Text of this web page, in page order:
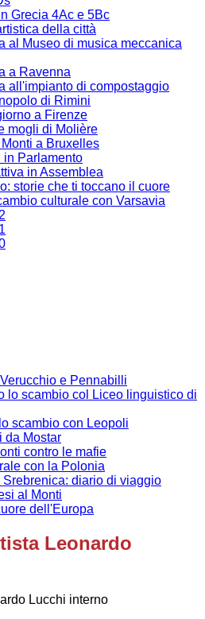
Grecia 4Ac e 5Bc
della città
al Museo di musica meccanica
a Ravenna
all'impianto di compostaggio
di Rimini
a Firenze
mogli di Molière
a Bruxelles
in Parlamento
in Assemblea
storie che ti toccano il cuore
culturale con Varsavia
e Pennabilli
lo scambio col Liceo linguistico di
scambio con Leopoli
da Mostar
contro le mafie
con la Polonia
Srebrenica: diario di viaggio
al Monti
dell'Europa
Leonardo